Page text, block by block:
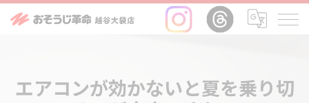
エアコンが効かないと夏を乗り切